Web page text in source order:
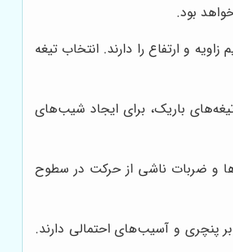
بود.
و ارتفاع را دارند. انتخاب تیغه
باریک، برای ایجاد شیب‌های
و ضربات ناشی از حرکت در سطوح
پنچری و آسیب‌های احتمالی دارند.